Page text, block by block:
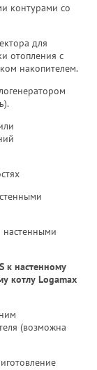
контурами со
для
отопления с
накопителем.
настенными
к настенному
котлу Logamax
(возможна